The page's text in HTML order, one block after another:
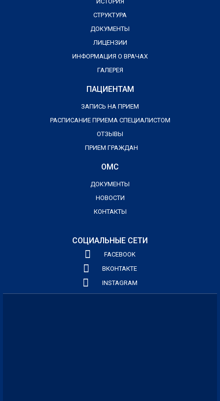
СТРУКТУРА
ДОКУМЕНТЫ
ЛИЦЕНЗИИ
ИНФОРМАЦИЯ О ВРАЧАХ
ГАЛЕРЕЯ
ПАЦИЕНТАМ
ЗАПИСЬ НА ПРИЕМ
РАСПИСАНИЕ ПРИЕМА СПЕЦИАЛИСТОМ
ОТЗЫВЫ
ПРИЕМ ГРАЖДАН
ОМС
ДОКУМЕНТЫ
НОВОСТИ
КОНТАКТЫ
СОЦИАЛЬНЫЕ СЕТИ
FACEBOOK
ВКОНТАКТЕ
INSTAGRAM